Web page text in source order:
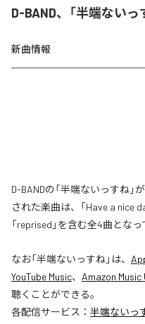
D-BAND、「半端ない
新曲情報
D-BANDの「半端ないっすね
された楽曲は、「Have a nice
「reprised」を含む全4曲となっ
なお「半端ないっすね」は、
YouTube Music、 Amazon
聴くことができる。
各配信サービス： 半端ないっ